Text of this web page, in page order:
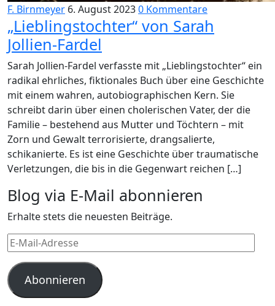
F. Birnmeyer 6. August 20230 Kommentare
„Lieblingstochter“ von Sarah
Jollien-Fardel
Sarah Jollien-Fardel verfasste mit „Lieblingstochter“ ein
radikal ehrliches, fiktionales Buch über eine Geschichte
mit einem wahren, autobiographischen Kern. Sie
schreibt darin über einen cholerischen Vater, der die
Familie – bestehend aus Mutter und Töchtern – mit
Zorn und Gewalt terrorisierte, drangsalierte,
schikanierte. Es ist eine Geschichte über traumatische
Verletzungen, die bis in die Gegenwart reichen […]
Blog via E-Mail abonnieren
Erhalte stets die neuesten Beiträge.
E-
Mail-
Adresse
Abonnieren